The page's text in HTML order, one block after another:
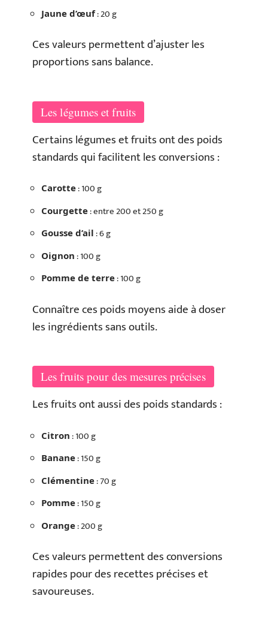
Jaune d’œuf: 20 g
Ces valeurs permettent d’ajuster les
proportions sans balance.
Les légumes et fruits
Certains légumes et fruits ont des poids
standards qui facilitent les conversions :
Carotte: 100 g
Courgette: entre 200 et 250 g
Gousse d’ail : 6 g
Oignon : 100 g
Pomme de terre: 100 g
Connaître ces poids moyens aide à doser
les ingrédients sans outils.
Les fruits pour des mesures précises
Les fruits ont aussi des poids standards :
Citron : 100 g
Banane: 150 g
Clémentine: 70 g
Pomme: 150 g
Orange: 200 g
Ces valeurs permettent des conversions
rapides pour des recettes précises et
savoureuses.